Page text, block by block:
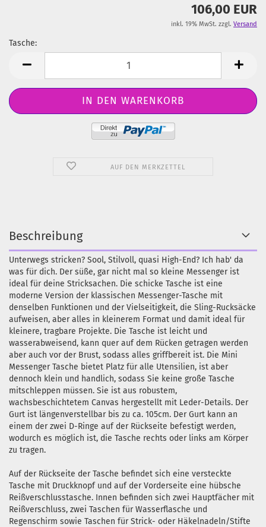
106,00 EUR
inkl. 19% MwSt. zzgl. Versand
Tasche:
AUF DEN MERKZETTEL
Beschreibung
Unterwegs stricken? Sool, Stilvoll, quasi High-End? Ich hab' da
was für dich. Der süße, gar nicht mal so kleine Messenger ist
ideal für deine Stricksachen. Die schicke Tasche ist eine
moderne Version der klassischen Messenger-Tasche mit
denselben Funktionen und der Vielseitigkeit, die Sling-Rucksäcke
aufweisen, aber alles in kleinerem Format und damit ideal für
kleinere, tragbare Projekte. Die Tasche ist leicht und
wasserabweisend, kann quer auf dem Rücken getragen werden
aber auch vor der Brust, sodass alles griffbereit ist. Die Mini
Messenger Tasche bietet Platz für alle Utensilien, ist aber
dennoch klein und handlich, sodass Sie keine große Tasche
mitschleppen müssen. Sie ist aus robustem,
wachsbeschichtetem Canvas hergestellt mit Leder-Details. Der
Gurt ist längenverstellbar bis zu ca. 105cm. Der Gurt kann an
einem der zwei D-Ringe auf der Rückseite befestigt werden,
wodurch es möglich ist, die Tasche rechts oder links am Körper
zu tragen.
Auf der Rückseite der Tasche befindet sich eine versteckte
Tasche mit Druckknopf und auf der Vorderseite eine hübsche
Reißverschlusstasche. Innen befinden sich zwei Hauptfächer mit
Reißverschluss, zwei Taschen für Wasserflasche und
Regenschirm sowie Taschen für Strick- oder Häkelnadeln/Stifte